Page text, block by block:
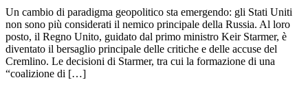
Un cambio di paradigma geopolitico sta emergendo: gli Stati Uniti
non sono più considerati il nemico principale della Russia. Al loro
posto, il Regno Unito, guidato dal primo ministro Keir Starmer, è
diventato il bersaglio principale delle critiche e delle accuse del
Cremlino. Le decisioni di Starmer, tra cui la formazione di una
“coalizione di […]